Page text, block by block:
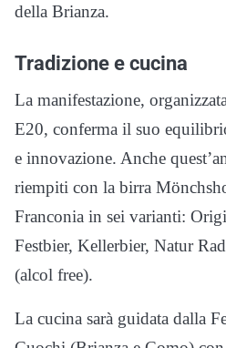
della Brianza.
Tradizione e cucina
La manifestazione,
E20, conferma il suo
e innovazione. Anche
riempiti con la birra
Franconia in sei varianti:
Festbier, Kellerbier, Natur
(alcol free).
La cucina sarà guidata dalla